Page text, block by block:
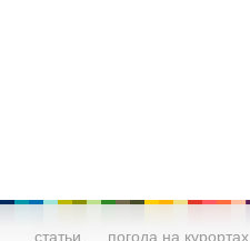
статьи погода на курортах